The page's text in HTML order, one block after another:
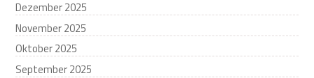
Dezember 2025
November 2025
Oktober 2025
September 2025